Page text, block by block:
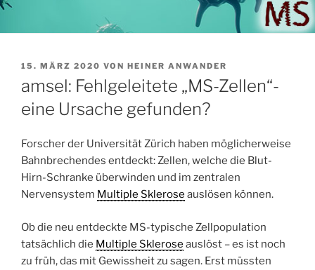
VERÖFFENTLICHT
15. MÄRZ 2020 VON HEINER ANWANDER
amsel: Fehlgeleitete „MS-Zellen“-
eine Ursache gefunden?
Forscher der Universität Zürich haben möglicherweise
Bahnbrechendes entdeckt: Zellen, welche die Blut-
Hirn-Schranke überwinden und im zentralen
Nervensystem Multiple Sklerose auslösen können.
Ob die neu entdeckte MS-typische Zellpopulation
tatsächlich die Multiple Sklerose auslöst – es ist noch
zu früh, das mit Gewissheit zu sagen. Erst müssten